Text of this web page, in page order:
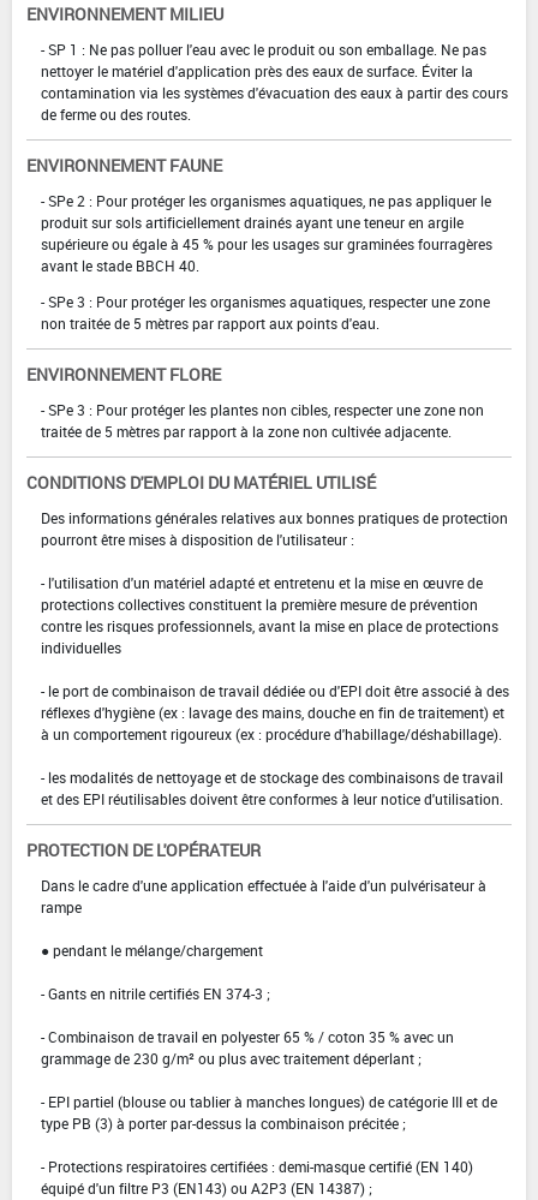
ENVIRONNEMENT MILIEU
- SP 1 : Ne pas polluer l'eau avec le produit ou son emballage. Ne pas
nettoyer le matériel d'application près des eaux de surface. Éviter la
contamination via les systèmes d'évacuation des eaux à partir des cours
de ferme ou des routes.
ENVIRONNEMENT FAUNE
- SPe 2 : Pour protéger les organismes aquatiques, ne pas appliquer le
produit sur sols artificiellement drainés ayant une teneur en argile
supérieure ou égale à 45 % pour les usages sur graminées fourragères
avant le stade BBCH 40.
- SPe 3 : Pour protéger les organismes aquatiques, respecter une zone
non traitée de 5 mètres par rapport aux points d'eau.
ENVIRONNEMENT FLORE
- SPe 3 : Pour protéger les plantes non cibles, respecter une zone non
traitée de 5 mètres par rapport à la zone non cultivée adjacente.
CONDITIONS D'EMPLOI DU MATÉRIEL UTILISÉ
Des informations générales relatives aux bonnes pratiques de protection
pourront être mises à disposition de l'utilisateur :
- l'utilisation d'un matériel adapté et entretenu et la mise en œuvre de
protections collectives constituent la première mesure de prévention
contre les risques professionnels, avant la mise en place de protections
individuelles
- le port de combinaison de travail dédiée ou d'EPI doit être associé à des
réflexes d'hygiène (ex : lavage des mains, douche en fin de traitement) et
à un comportement rigoureux (ex : procédure d'habillage/déshabillage).
- les modalités de nettoyage et de stockage des combinaisons de travail
et des EPI réutilisables doivent être conformes à leur notice d'utilisation.
PROTECTION DE L'OPÉRATEUR
Dans le cadre d'une application effectuée à l'aide d'un pulvérisateur à
rampe
● pendant le mélange/chargement
- Gants en nitrile certifiés EN 374-3 ;
- Combinaison de travail en polyester 65 % / coton 35 % avec un
grammage de 230 g/m² ou plus avec traitement déperlant ;
- EPI partiel (blouse ou tablier à manches longues) de catégorie III et de
type PB (3) à porter par-dessus la combinaison précitée ;
- Protections respiratoires certifiées : demi-masque certifié (EN 140)
équipé d'un filtre P3 (EN143) ou A2P3 (EN 14387) ;